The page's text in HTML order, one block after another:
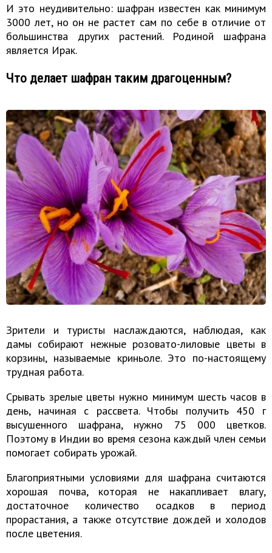
И это неудивительно: шафран известен как минимум
3000 лет, но он не растет сам по себе в отличие от
большинства других растений. Родиной шафрана
является Ирак.
Что делает шафран таким драгоценным?
Зрители и туристы наслаждаются, наблюдая, как
дамы собирают нежные розовато-лиловые цветы в
корзины, называемые криньоле. Это по-настоящему
трудная работа.
Срывать зрелые цветы нужно минимум шесть часов в
день, начиная с рассвета. Чтобы получить 450 г
высушенного шафрана, нужно 75 000 цветков.
Поэтому в Индии во время сезона каждый член семьи
помогает собирать урожай.
Благоприятными условиями для шафрана считаются
хорошая почва, которая не накапливает влагу,
достаточное количество осадков в период
прорастания, а также отсутствие дождей и холодов
после цветения.